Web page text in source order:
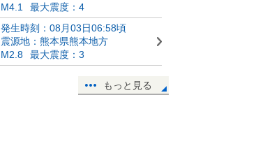
M4.1
最大震度：4
発生時刻：08月03日06:58頃
震源地：熊本県熊本地方
M2.8
最大震度：3
もっと見る